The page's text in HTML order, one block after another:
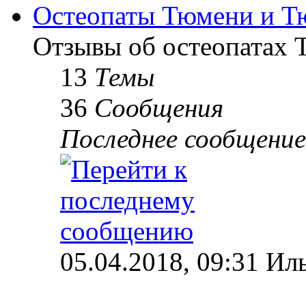
Остеопаты Тюмени и
Отзывы об
13 Темы
36 Сообщения
Последнее сообщение
05.04.2018, 09:31